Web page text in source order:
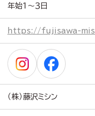
年始1～３日
https://fujisawa-
（株）藤沢ミシン